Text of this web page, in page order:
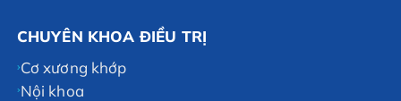
CHUYÊN KHOA ĐIỀU TRỊ
Cơ xương khớp
Nội khoa